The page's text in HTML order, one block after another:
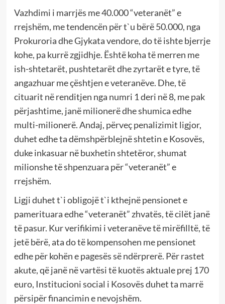
Vazhdimi i marrjës me 40.000 “veteranët” e
rrejshëm, me tendencën për t`u bërë 50.000, nga
Prokuroria dhe Gjykata vendore, do të ishte bjerrje
kohe, pa kurrë zgjidhje. Është koha të merren me
ish-shtetarët, pushtetarët dhe zyrtarët e tyre, të
angazhuar me çështjen e veteranëve. Dhe, të
cituarit në renditjen nga numri 1 deri në 8, me pak
përjashtime, janë milionerë dhe shumica edhe
multi-milionerë. Andaj, përveç penalizimit ligjor,
duhet edhe ta dëmshpërblejnë shtetin e Kosovës,
duke inkasuar në buxhetin shtetëror, shumat
milionshe të shpenzuara për “veteranët” e
rrejshëm.
Ligji duhet t`i obligojë t`i kthejnë pensionet e
pamerituara edhe “veteranët” zhvatës, të cilët janë
të pasur. Kur verifikimi i veteranëve të mirëfilltë, të
jetë bërë, ata do të kompensohen me pensionet
edhe për kohën e pagesës së ndërprerë. Për rastet
akute, që janë në vartësi të kuotës aktuale prej 170
euro, Institucioni social i Kosovës duhet ta marrë
përsipër financimin e nevojshëm.